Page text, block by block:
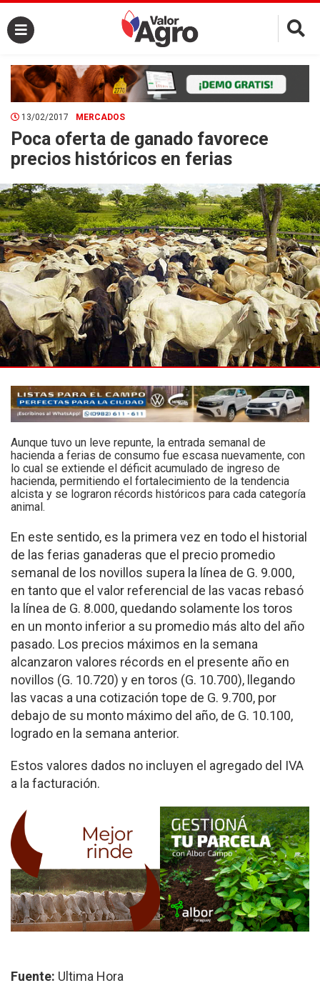
×
13/02/2017 MERCADOS
Poca oferta de ganado favorece
precios históricos en ferias
Aunque tuvo un leve repunte, la entrada semanal de
hacienda a ferias de consumo fue escasa nuevamente, con
lo cual se extiende el déficit acumulado de ingreso de
hacienda, permitiendo el fortalecimiento de la tendencia
alcista y se lograron récords históricos para cada categoría
animal.
En este sentido, es la primera vez en todo el historial
de las ferias ganaderas que el precio promedio
semanal de los novillos supera la línea de G. 9.000,
en tanto que el valor referencial de las vacas rebasó
la línea de G. 8.000, quedando solamente los toros
en un monto inferior a su promedio más alto del año
pasado. Los precios máximos en la semana
alcanzaron valores récords en el presente año en
novillos (G. 10.720) y en toros (G. 10.700), llegando
las vacas a una cotización tope de G. 9.700, por
debajo de su monto máximo del año, de G. 10.100,
logrado en la semana anterior.
Estos valores dados no incluyen el agregado del IVA
a la facturación.
Fuente: Ultima Hora